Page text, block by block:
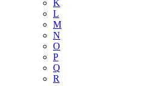
K
L
M
N
O
P
Q
R